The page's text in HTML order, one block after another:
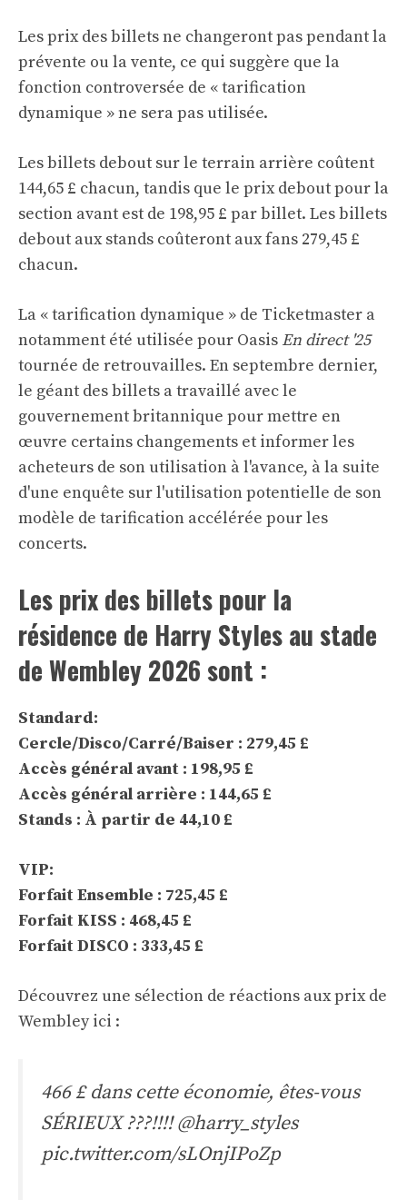
Les prix des billets ne changeront pas pendant la
prévente ou la vente, ce qui suggère que la
fonction controversée de « tarification
dynamique » ne sera pas utilisée.
Les billets debout sur le terrain arrière coûtent
144,65 £ chacun, tandis que le prix debout pour la
section avant est de 198,95 £ par billet. Les billets
debout aux stands coûteront aux fans 279,45 £
chacun.
La « tarification dynamique » de Ticketmaster a
notamment été utilisée pour Oasis En direct '25
tournée de retrouvailles. En septembre dernier,
le géant des billets a travaillé avec le
gouvernement britannique pour mettre en
œuvre certains changements et informer les
acheteurs de son utilisation à l'avance, à la suite
d'une enquête sur l'utilisation potentielle de son
modèle de tarification accélérée pour les
concerts.
Les prix des billets pour la
résidence de Harry Styles au stade
de Wembley 2026 sont :
Standard:
Cercle/Disco/Carré/Baiser : 279,45 £
Accès général avant : 198,95 £
Accès général arrière : 144,65 £
Stands : À partir de 44,10 £
VIP:
Forfait Ensemble : 725,45 £
Forfait KISS : 468,45 £
Forfait DISCO : 333,45 £
Découvrez une sélection de réactions aux prix de
Wembley ici :
466 £ dans cette économie, êtes-vous
SÉRIEUX ???!!!!@harry_styles
pic.twitter.com/sLOnjIPoZp